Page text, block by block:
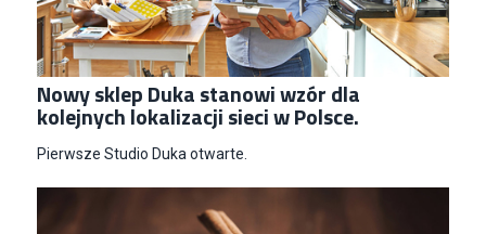
Nowy sklep Duka stanowi wzór dla
kolejnych lokalizacji sieci w Polsce.
Pierwsze Studio Duka otwarte.